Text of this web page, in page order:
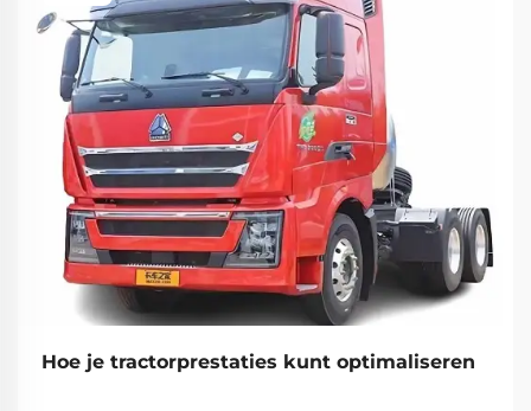
Hoe je tractorprestaties kunt optimaliseren